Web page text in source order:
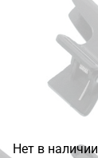
Нет в наличии